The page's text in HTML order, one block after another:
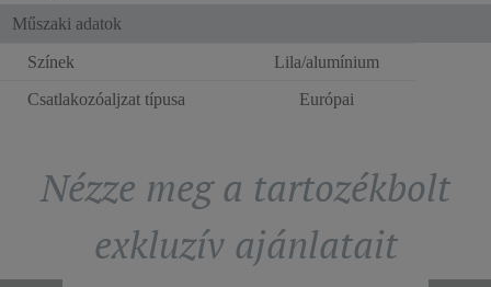
Műszaki adatok
Színek
Lila/alumínium
Csatlakozóaljzat típusa
Európai
Nézze meg a tartozékbolt
exkluzív ajánlatait